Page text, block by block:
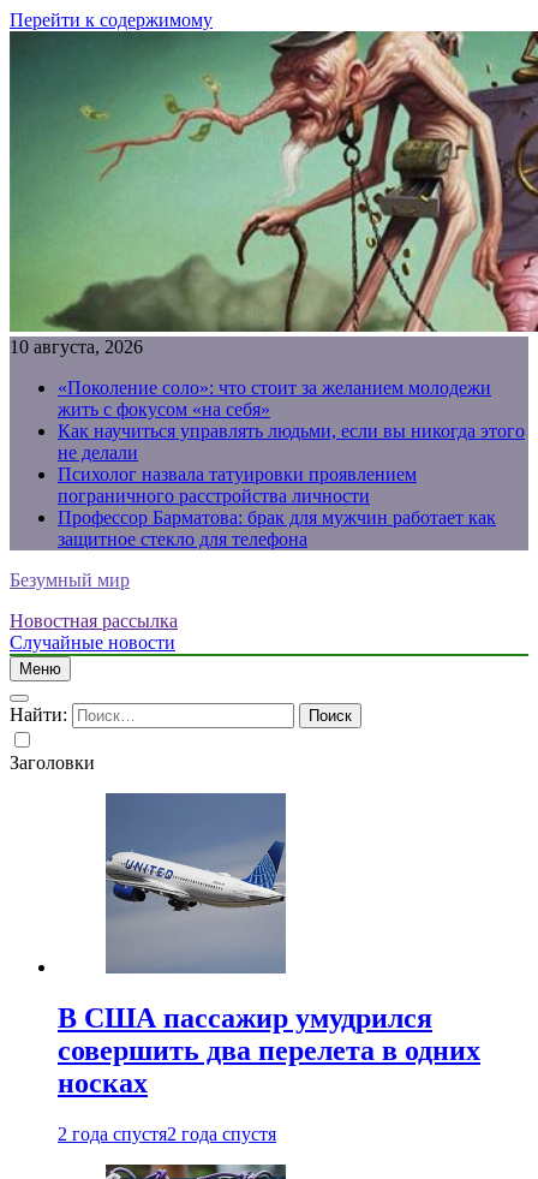
Перейти к содержимому
10 августа, 2026
«Поколение соло»: что стоит за желанием молодежи
жить с фокусом «на себя»
Как научиться управлять людьми, если вы никогда этого
не делали
Психолог назвала татуировки проявлением
пограничного расстройства личности
Профессор Барматова: брак для мужчин работает как
защитное стекло для телефона
Безумный мир
Новостная рассылка
Случайные новости
Меню
Найти:
Заголовки
В США пассажир умудрился
совершить два перелета в одних
носках
2 года спустя2 года спустя